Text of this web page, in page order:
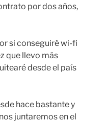
por dos años,
si conseguiré wi-fi
que llevo más
desde el país
hace bastante y
juntaremos en el